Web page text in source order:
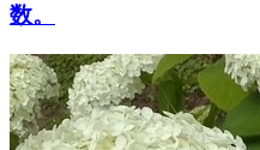
数。